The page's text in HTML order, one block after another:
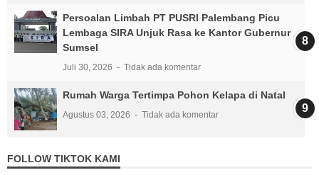
Persoalan Limbah PT PUSRI Palembang Picu
Lembaga SIRA Unjuk Rasa ke Kantor Gubernur
Sumsel
Juli 30, 2026 Tidak ada komentar
Rumah Warga Tertimpa Pohon Kelapa di Natal
Agustus 03, 2026 Tidak ada komentar
FOLLOW TIKTOK KAMI